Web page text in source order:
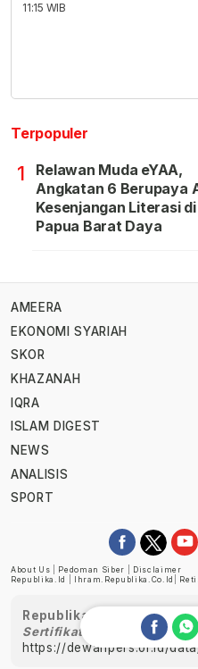
11:15 WIB
Terpopuler
1
Relawan Muda eYAA,
Angkatan 6 Berupaya
Kesenjangan Literasi di
Papua Barat Daya
AMEERA
EKONOMI SYARIAH
SKOR
KHAZANAH
IQRA
ISLAM DIGEST
NEWS
ANALISIS
SPORT
About Us Pedoman Siber
Disclaimer
Republika.id
Ihram.republika.co.id
Republika telah
Sertifikat Nomor 1058/
https://dewanpers.or.id/